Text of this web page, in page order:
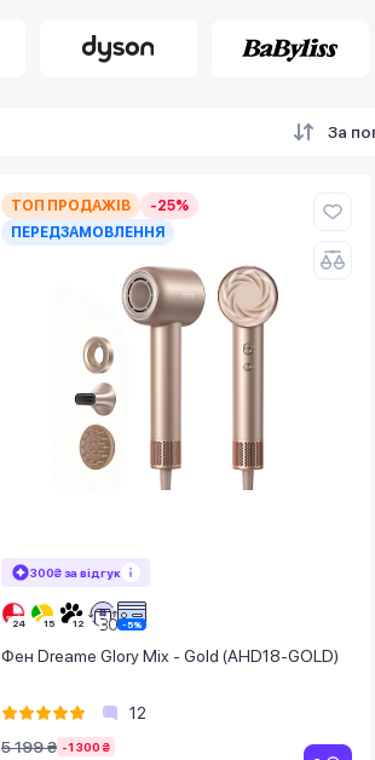
За
ТОП ПРОДАЖІВ
-25%
ПЕРЕДЗАМОВЛЕННЯ
300₴ за відгук
Фен Dreame Glory Mix - Gold (AHD18-GOLD)
12
5 199 ₴ -1 300 ₴